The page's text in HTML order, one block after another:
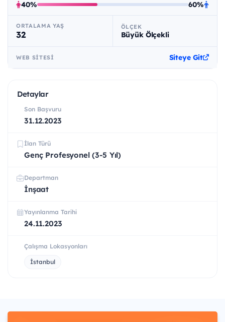
40% 60%
ORTALAMA YAŞ
32
ÖLÇEK
Büyük Ölçekli
WEB SITESI Siteye Git
Detaylar
Son Başvuru
31.12.2023
İlan Türü
Genç Profesyonel (3-5 Yıl)
Departman
İnşaat
Yayınlanma Tarihi
24.11.2023
Çalışma Lokasyonları
İstanbul